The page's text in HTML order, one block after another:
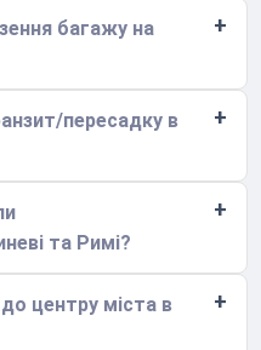
багажу на
пересадку в
та Римі?
центру міста в